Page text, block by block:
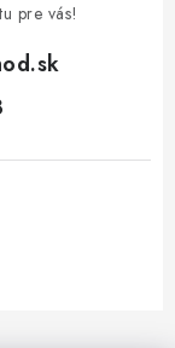
pre vás!